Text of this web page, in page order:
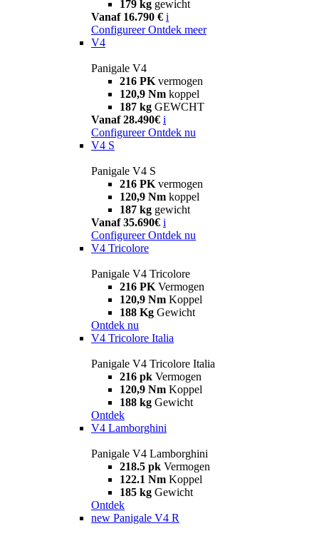
179 kg gewicht
Vanaf 16.790 € i
Configureer Ontdek meer
V4
Panigale V4
216 PK vermogen
120,9 Nm koppel
187 kg GEWCHT
Vanaf 28.490€ i
Configureer Ontdek nu
V4 S
Panigale V4 S
216 PK vermogen
120,9 Nm koppel
187 kg gewicht
Vanaf 35.690€ i
Configureer Ontdek nu
V4 Tricolore
Panigale V4 Tricolore
216 PK Vermogen
120,9 Nm Koppel
188 Kg Gewicht
Ontdek nu
V4 Tricolore Italia
Panigale V4 Tricolore Italia
216 pk Vermogen
120,9 Nm Koppel
188 kg Gewicht
Ontdek
V4 Lamborghini
Panigale V4 Lamborghini
218.5 pk Vermogen
122.1 Nm Koppel
185 kg Gewicht
Ontdek
new Panigale V4 R